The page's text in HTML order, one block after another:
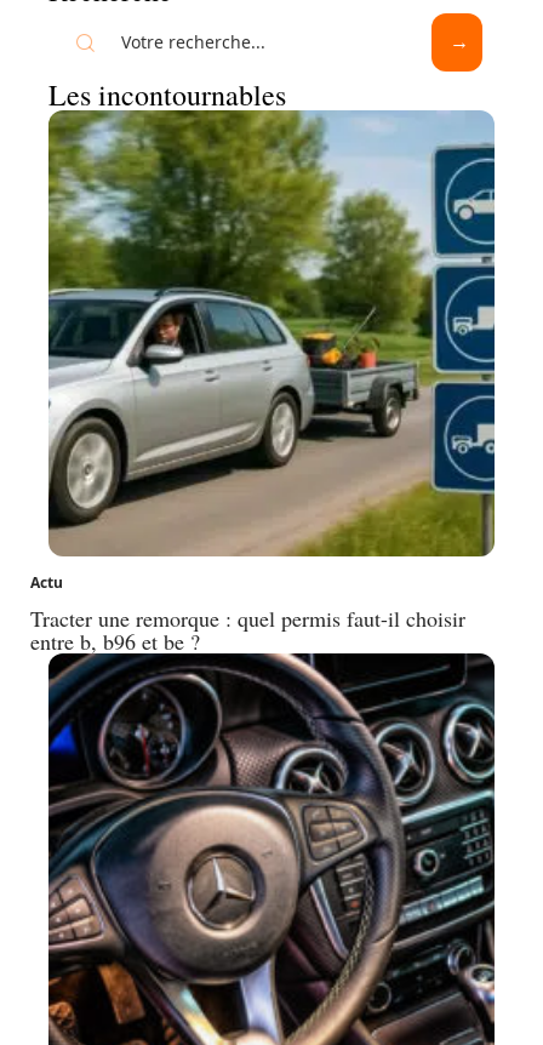
Les incontournables
Actu
Tracter une remorque : quel permis faut-il choisir
entre b, b96 et be ?